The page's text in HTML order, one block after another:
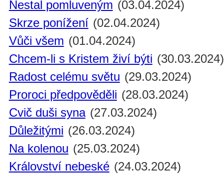
Nestal pomluveným (03.04.2024)
Skrze ponížení (02.04.2024)
Vůči všem (01.04.2024)
Chcem-li s Kristem živí býti (30.03.2024)
Radost celému světu (29.03.2024)
Proroci předpověděli (28.03.2024)
Cvič duši syna (27.03.2024)
Důležitými (26.03.2024)
Na kolenou (25.03.2024)
Království nebeské (24.03.2024)